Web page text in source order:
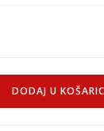
DODAJ U